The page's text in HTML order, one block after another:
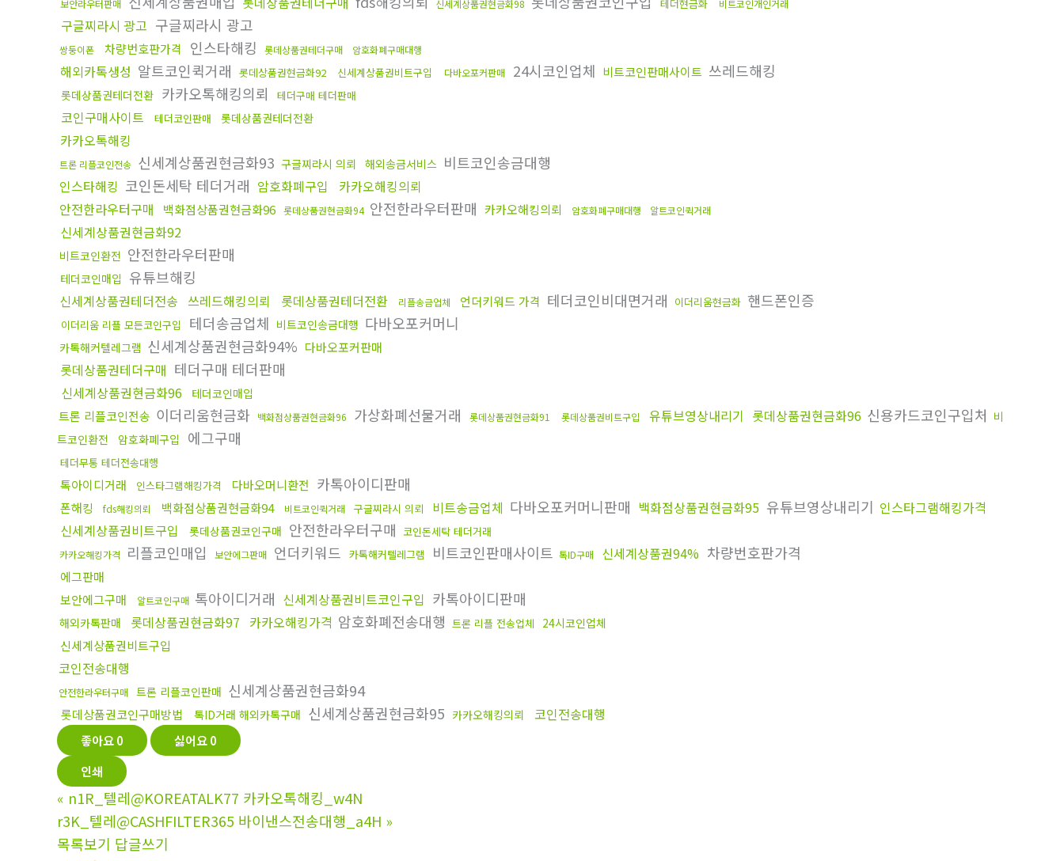
보안라우터판매 신세계상품권현금화98 테더현금화 비트코인개인거래
구글찌라시 광고 구글찌라시 광고
쌍둥이폰 차량번호판가격 인스타해킹 롯데상품권테더구매 암호화폐구매대행
해외카톡생성 알트코인퀵거래 롯데상품권현금화92 신세계상품권비트구입 다바오포커판매 24시코인업체 비트코인판매사이트 쓰레드해킹
롯데상품권테더전환 카카오톡해킹의뢰 테더구매 테더판매
코인구매사이트 테더코인판매 롯데상품권테더전환
카카오톡해킹
트론 리플코인전송 신세계상품권현금화93 구글찌라시 의뢰 해외송금서비스 비트코인송금대행
인스타해킹 코인돈세탁 테더거래 암호화폐구입
카카오해킹의뢰
안전한라우터구매
백화점상품권현금화96 롯데상품권현금화94 안전한라우터판매 카카오해킹의뢰 암호화폐구매대행 알트코인퀵거래
신세계상품권현금화92
비트코인환전 안전한라우터판매
테더코인매입 유튜브해킹
신세계상품권테더전송 쓰레드해킹의뢰 롯데상품권테더전환 리플송금업체 언더키워드 가격 테더코인비대면거래 이더리움현금화 핸드폰인증
이더리움 리플 모든코인구입 테더송금업체 비트코인송금대행 다바오포커머니
카톡해커텔레그램 신세계상품권현금화94% 다바오포커판매
롯데상품권테더구매 테더구매 테더판매
신세계상품권현금화96 테더코인매입
트론 리플코인전송 이더리움현금화 백화점상품권현금화96 가상화폐선물거래 롯데상품권현금화91 롯데상품권비트구입 유튜브영상내리기 롯데상품권현금화96 신용카드코인구입처 비
트코인환전
암호화폐구입 에그구매
테더무통 테더전송대행
톡아이디거래 인스타그램해킹가격 다바오머니환전 카톡아이디판매
폰해킹 fds해킹의뢰 백화점상품권현금화94 비트코인퀵거래 구글찌라시 의뢰 비트송금업체 다바오포커머니판매 백화점상품권현금화95 유튜브영상내리기 인스타그램해킹가격
신세계상품권비트구입
롯데상품권코인구매 안전한라우터구매 코인돈세탁 테더거래
카카오해킹가격 리플코인매입 보안에그판매 언더키워드 카톡해커텔레그램 비트코인판매사이트 톡ID구매 신세계상품권94% 차량번호판가격
에그판매
보안에그구매
알트코인구매 톡아이디거래 신세계상품권비트코인구입 카톡아이디판매
해외카톡판매 롯데상품권현금화97 카카오해킹가격 암호화폐전송대행 트론 리플 전송업체 24시코인업체
신세계상품권비트구입
코인전송대행
안전한라우터구매 트론 리플코인판매 신세계상품권현금화94
롯데상품권코인구매방법 톡ID거래 해외카톡구매 신세계상품권현금화95 카카오해킹의뢰 코인전송대행
좋아요0 싫어요0
인쇄
« n1R_텔레@KOREATALK77 카카오톡해킹_w4N
r3K_텔레@CASHFILTER365 바이낸스전송대행_a4H »
목록보기 답글쓰기